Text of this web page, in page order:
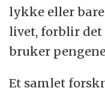
lykke eller
livet, forblir
bruker
Et samlet